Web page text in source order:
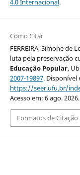
4.0 Internacional.
Como Citar
FERREIRA, Simone de
luta pela preservação
Educação Popular,
2007-19897. Disponível
https://seer.ufu.br/
Acesso em: 6 ago. 2026.
Formatos de Citação